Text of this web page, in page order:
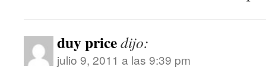
duy pricedijo:
julio 9, 2011 a las 9:39 pm